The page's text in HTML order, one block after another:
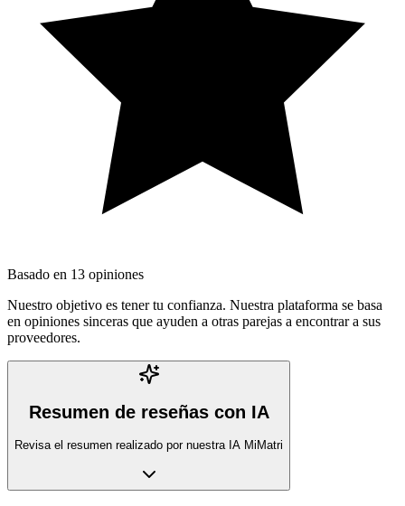
Basado en 13 opiniones
Nuestro objetivo es tener tu confianza. Nuestra plataforma se basa
en opiniones sinceras que ayuden a otras parejas a encontrar a sus
proveedores.
Resumen de reseñas con IA
Revisa el resumen realizado por nuestra IA MiMatri